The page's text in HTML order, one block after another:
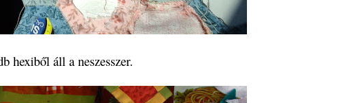
hexiből áll a neszesszer.